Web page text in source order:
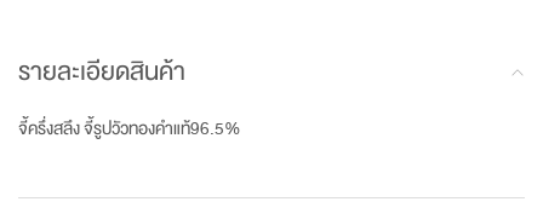
รายละเอียดสินค้า
จี้ครึ่งสลึง จี้รูปวัวทองคำแท้96.5%